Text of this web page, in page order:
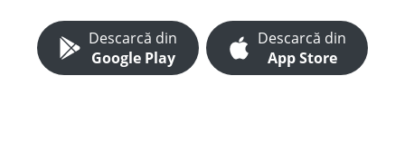
Descarcă din
Google Play
Descarcă din
App Store